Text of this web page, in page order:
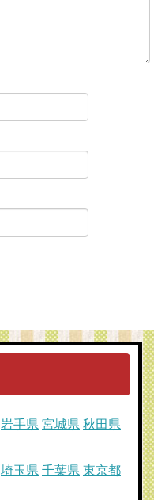
岩手県 宮城県 秋田県
埼玉県 千葉県 東京都